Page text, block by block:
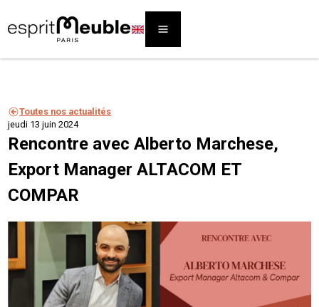
Toutes nos actualités
jeudi 13 juin 2024
Rencontre avec Alberto Marchese,
Export Manager ALTACOM ET
COMPAR